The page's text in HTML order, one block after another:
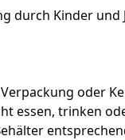
durch Kinder
oder
trinken